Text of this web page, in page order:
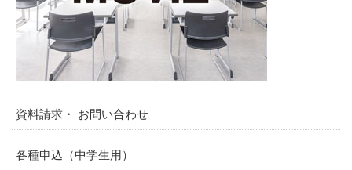
資料請求・ お問い合わせ
各種申込（中学生用）